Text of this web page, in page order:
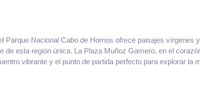
Parque Nacional Cabo de Hornos ofrece paisajes vírgenes
de esta región única. La Plaza Muñoz Gamero, en el
vibrante y el punto de partida perfecto para explorar la